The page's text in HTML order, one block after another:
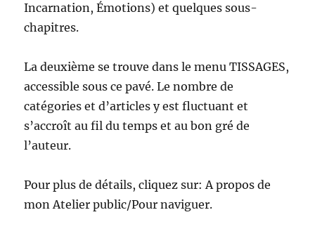
Incarnation, Émotions) et quelques sous-
chapitres.
La deuxième se trouve dans le menu TISSAGES,
accessible sous ce pavé. Le nombre de
catégories et d’articles y est fluctuant et
s’accroît au fil du temps et au bon gré de
l’auteur.
Pour plus de détails, cliquez sur: A propos de
mon Atelier public/Pour naviguer.